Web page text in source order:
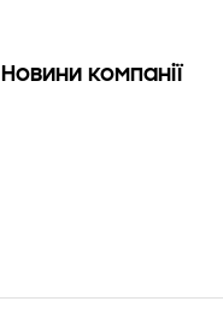
Новини компанії